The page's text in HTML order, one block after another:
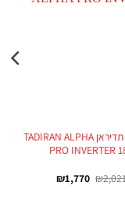
מזגן עילי תדיראן TADIRAN ALPHA
PRO INVERTER
₪
₪1,770